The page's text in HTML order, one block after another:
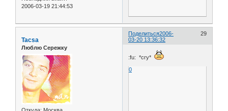
2006-03-19 21:44:53
Поделиться 29
2006-
03-20 13:36:32
Tacsa
Люблю Сережку
:fu: *cry*
0